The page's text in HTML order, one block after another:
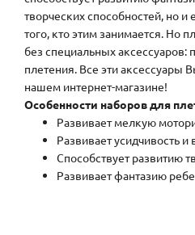
творческих способностей, но
того, кто этим занимается. Но
без специальных
плетения. Все эти аксессуары
нашем интернет-магазине!
Особенности наборов для
Развивает мелкую
Развивает усидчивость и
Способствует развитию
Развивает фантазию